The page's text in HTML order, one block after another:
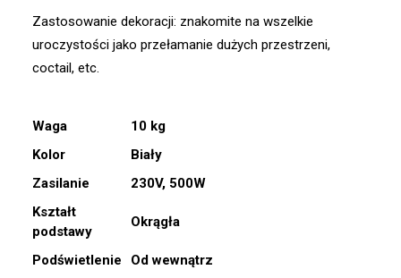
Zastosowanie dekoracji: znakomite na wszelkie
uroczystości jako przełamanie dużych przestrzeni,
coctail, etc.
Waga
10 kg
Kolor
Biały
Zasilanie
230V, 500W
Kształt
podstawy
Okrągła
Podświetlenie
Od wewnątrz